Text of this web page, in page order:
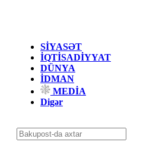
SİYASƏT
İQTİSADİYYAT
DÜNYA
İDMAN
MEDİA
Digər